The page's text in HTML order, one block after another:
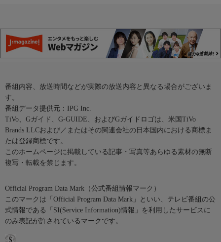
番組内容、放送時間などが実際の放送内容と異なる場合がございま
す。
番組データ提供元：IPG Inc.
TiVo、Gガイド、G-GUIDE、およびGガイドロゴは、米国TiVo
Brands LLCおよび／またはその関連会社の日本国内における商標ま
たは登録商標です。
このホームページに掲載している記事・写真等あらゆる素材の無断
複写・転載を禁じます。
Official Program Data Mark（公式番組情報マーク）
このマークは「Official Program Data Mark」といい、テレビ番組の公
式情報である「SI(Service Information)情報」を利用したサービスに
のみ表記が許されているマークです。